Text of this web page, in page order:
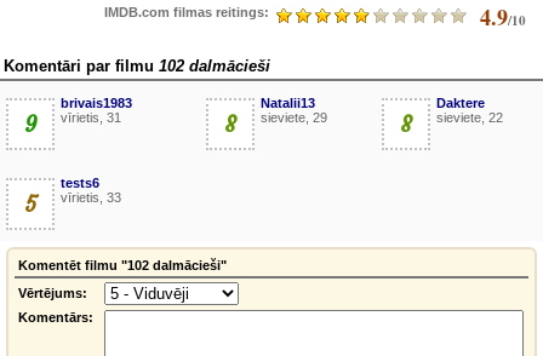
IMDB.com filmas reitings: 4.9/10
Komentāri par filmu 102 dalmācieši
9
brivais1983
vīrietis, 31
8
Natalii13
sieviete, 29
8
Daktere
sieviete, 22
5
tests6
vīrietis, 33
Komentēt filmu "102 dalmācieši"
Vērtējums:
Komentārs: